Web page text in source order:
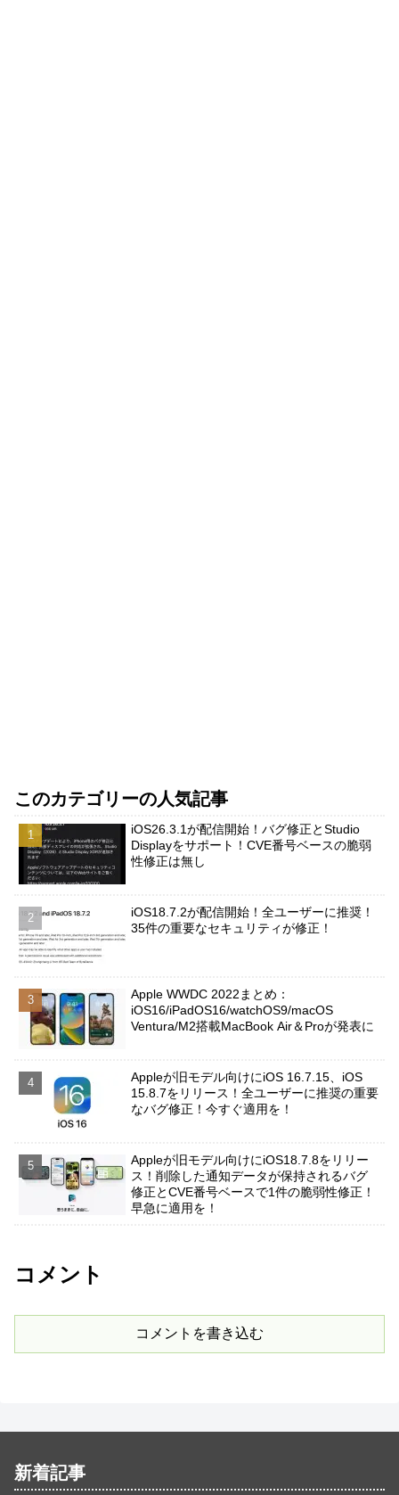
このカテゴリーの人気記事
iOS26.3.1が配信開始！バグ修正とStudio
Displayをサポート！CVE番号ベースの脆弱
性修正は無し
iOS18.7.2が配信開始！全ユーザーに推奨！
35件の重要なセキュリティが修正！
Apple WWDC 2022まとめ：
iOS16/iPadOS16/watchOS9/macOS
Ventura/M2搭載MacBook Air＆Proが発表に
Appleが旧モデル向けにiOS 16.7.15、iOS
15.8.7をリリース！全ユーザーに推奨の重要
なバグ修正！今すぐ適用を！
Appleが旧モデル向けにiOS18.7.8をリリー
ス！削除した通知データが保持されるバグ
修正とCVE番号ベースで1件の脆弱性修正！
早急に適用を！
コメント
コメントを書き込む
新着記事